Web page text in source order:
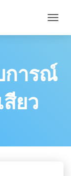
การณ์
สียว